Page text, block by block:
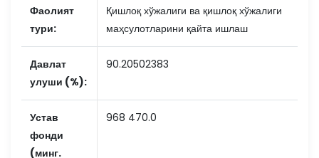
Фаолият
тури:
Қишлоқ хўжалиги ва қишлоқ хўжалиги
маҳсулотларини қайта ишлаш
Давлат
улуши (%):
90.20502383
Устав
фонди
(минг.
968 470.0